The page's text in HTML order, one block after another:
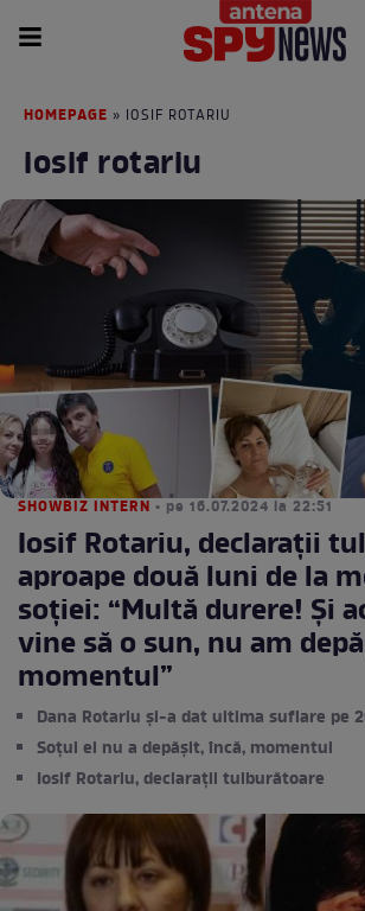
HOMEPAGE » IOSIF ROTARIU
iosif rotariu
SHOWBIZ INTERN • pe 16.07.2024 la 22:51
Iosif Rotariu, declarații
aproape două luni de la
soției: “Multă durere! Și
vine să o sun, nu am
momentul”
Dana Rotariu și-a dat ultima suflare pe
Soțul ei nu a depășit, încă, momentul
Iosif Rotariu, declarații tulburătoare